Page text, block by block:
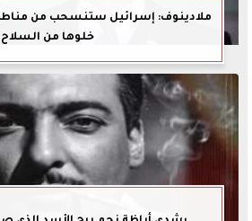
ملادينوف: إسرائيل ستنسحب من
خلوها من السلاح